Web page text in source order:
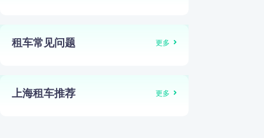
租车常见问题 更多
上海租车推荐 更多